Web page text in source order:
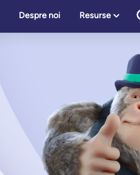
Despre noi Resurse